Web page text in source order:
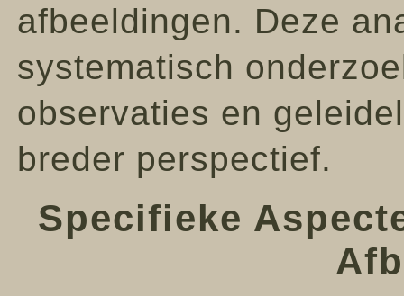
afbeeldingen. Deze
systematisch
observaties en
breder perspectief.
Specifieke